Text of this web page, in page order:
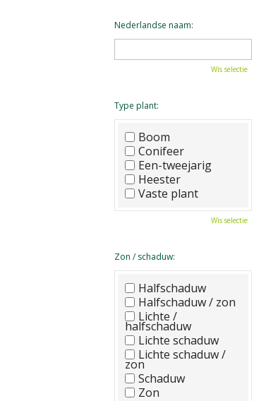
Nederlandse naam:
Wis selectie
Type plant:
Boom
Conifeer
Een-tweejarig
Heester
Vaste plant
Wis selectie
Zon / schaduw:
Halfschaduw
Halfschaduw / zon
Lichte /
halfschaduw
Lichte schaduw
Lichte schaduw /
zon
Schaduw
Zon